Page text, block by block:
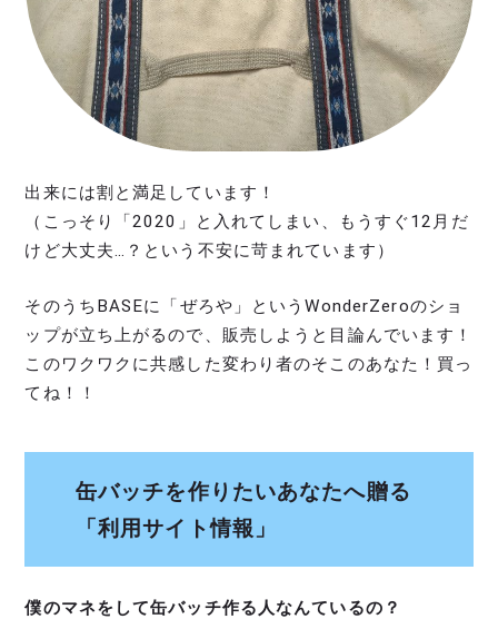
出来には割と満足しています！
（こっそり「2020」と入れてしまい、もうすぐ12月だ
けど大丈夫…？という不安に苛まれています）
そのうちBASEに「ぜろや」というWonderZeroのショ
ップが立ち上がるので、販売しようと目論んでいます！
このワクワクに共感した変わり者のそこのあなた！買っ
てね！！
缶バッチを作りたいあなたへ贈る
「利用サイト情報」
僕のマネをして缶バッチ作る人なんているの？